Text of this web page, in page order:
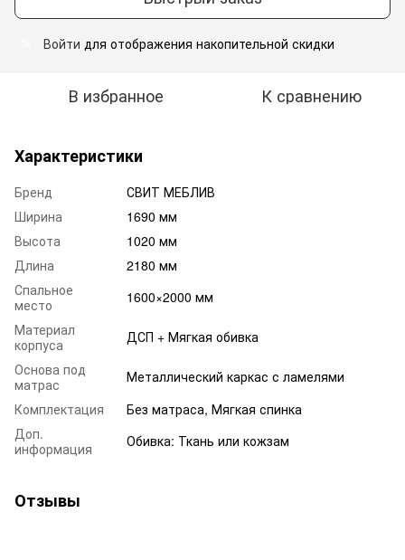
Войти для отображения накопительной скидки
В избранное К сравнению
Характеристики
Бренд
СВИТ МЕБЛИВ
Ширина
1690 мм
Высота
1020 мм
Длина
2180 мм
Спальное
место
1600×2000 мм
Материал
корпуса
ДСП + Мягкая обивка
Основа под
матрас
Металлический каркас с ламелями
Комплектация
Без матраса, Мягкая спинка
Доп.
информация
Обивка: Ткань или кожзам
Отзывы